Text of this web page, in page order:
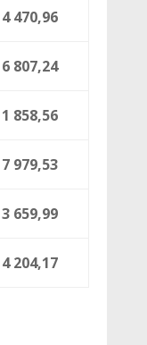
4 470,96
6 807,24
1 858,56
7 979,53
3 659,99
4 204,17